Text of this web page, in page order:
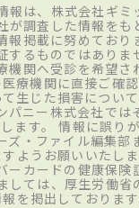
報は、株式会社ギミ
が調査した情報をも
報掲載に努めており
するものではありま
機関へ受診を希望さ
療機関に直接ご確認
生じた損害につい
パニー株式会社では
ます。 情報に誤り
ズ・ファイル編集部
ようお願いいたしま
ーカードの健康保険
しては、厚生労働省
を掲出しております